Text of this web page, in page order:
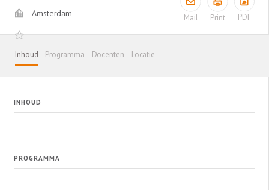
Amsterdam
Inhoud Programma Docenten Locatie
Mail Print PDF
INHOUD
PROGRAMMA